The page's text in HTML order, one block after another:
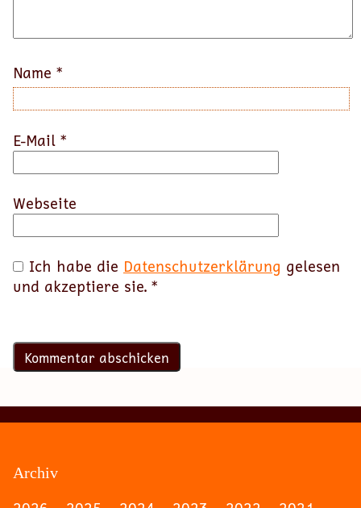
Name *
E-Mail *
Webseite
Ich habe die Datenschutzerklärung gelesen
und akzeptiere sie. *
Archiv